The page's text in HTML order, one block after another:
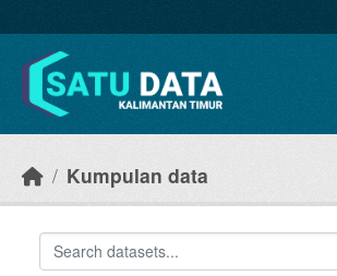
Kumpulan data